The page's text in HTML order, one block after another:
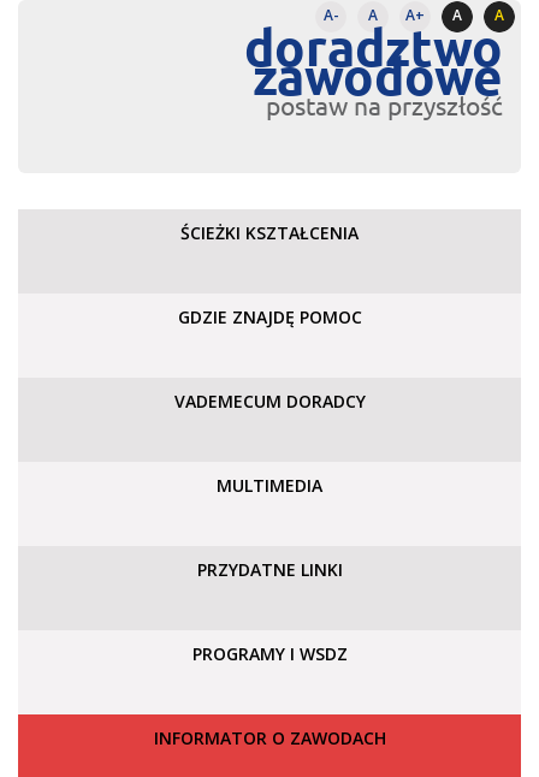
A- A A+ A A
doradztwo
zawodowe
postaw na przyszłość
ŚCIEŻKI KSZTAŁCENIA
GDZIE ZNAJDĘ POMOC
VADEMECUM DORADCY
MULTIMEDIA
PRZYDATNE LINKI
PROGRAMY I WSDZ
INFORMATOR O ZAWODACH